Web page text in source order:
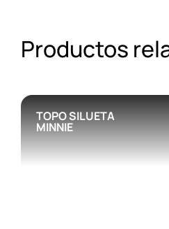
Productos
TOPO SILUETA
MINNIE